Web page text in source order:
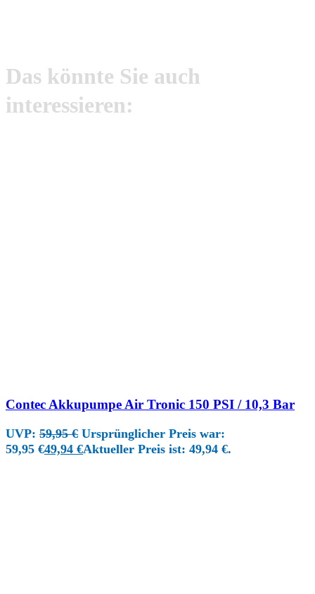
Das könnte Sie auch
interessieren:
Contec Akkupumpe Air Tronic 150 PSI / 10,3 Bar
UVP: 59,95€ Ursprünglicher Preis war:
59,95 €49,94 €Aktueller Preis ist: 49,94 €.